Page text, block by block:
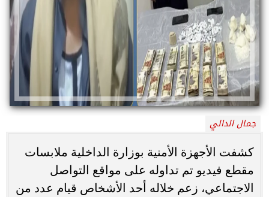
جمال الدالي
كشفت الأجهزة الأمنية بوزارة الداخلية ملابسات
مقطع فيديو تم تداوله على مواقع التواصل
الاجتماعي، زعم خلاله أحد الأشخاص قيام عدد من